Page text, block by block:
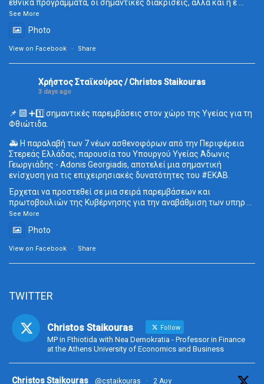
εθνικά προγράμματα, οι σημαντικές διακρίσεις, αλλά και η ε...
See More
Photo
View on Facebook · Share
Χρήστος Σταϊκούρας / Christos Staikouras
3 days ago
📌 🔟 ➕1️⃣ σημαντικές παρεμβάσεις στον χώρο της Υγείας για τη
Φθιώτιδα.
🚑 Η παραλαβή των 7 νέων ασθενοφόρων από την Περιφέρεια
Στερεάς Ελλάδας, παρουσία του Υπουργού Υγείας Άδωνις
Γεωργιάδης - Adonis Georgiadis, αποτελεί μια σημαντική
ενίσχυση για τις επιχειρησιακές δυνατότητες του #ΕΚΑΒ.
Έρχεται να προστεθεί σε μια σειρά παρεμβάσεων και
πρωτοβουλιών της Κυβέρνησης για την αναβάθμιση των υπηρ ...
See More
Photo
View on Facebook · Share
TWITTER
Christos Staikouras Follow
MP in Fthiotida with Nea Demokratia - Professor in Finance
at the Athens University of Economics and Business
Christos Staikouras @cstaikouras · 2 Αυγ